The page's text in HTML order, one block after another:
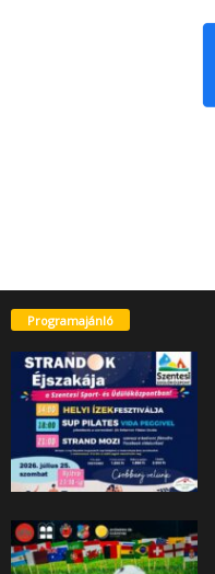
Programajánló